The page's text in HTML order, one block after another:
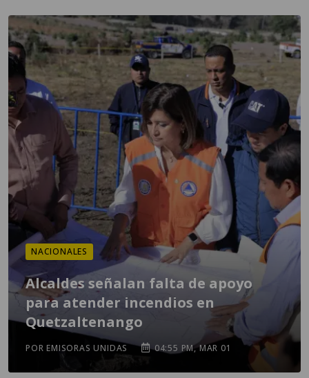
NACIONALES
Alcaldes señalan falta de apoyo
para atender incendios en
Quetzaltenango
POR EMISORAS UNIDAS 04:55 PM, MAR 01